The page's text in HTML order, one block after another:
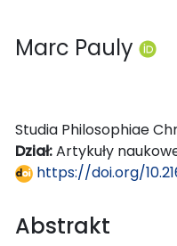
Marc Pauly
Studia Philosophiae
Dział:Artykuły
https://doi.org/
Abstrakt